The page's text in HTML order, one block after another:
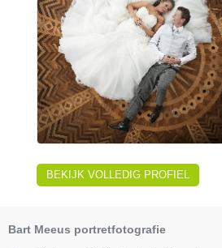
BEKIJK VOLLEDIG PROFIEL
Bart Meeus portretfotografie